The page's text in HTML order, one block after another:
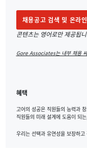
채용공고 검색 및 온라
콘텐츠는 영어로만 제공됩
Gore Associates는 내부 채용
혜택
고어의 성공은 직원들의 능력과
직원들의 미래 설계에 도움이 되
우리는 선택과 유연성을 보장하